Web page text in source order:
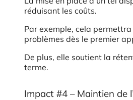
réduisant les coûts.
Par exemple, cela
problèmes dès le premier
De plus, elle soutient la
terme.
Impact #4 – Maintien de